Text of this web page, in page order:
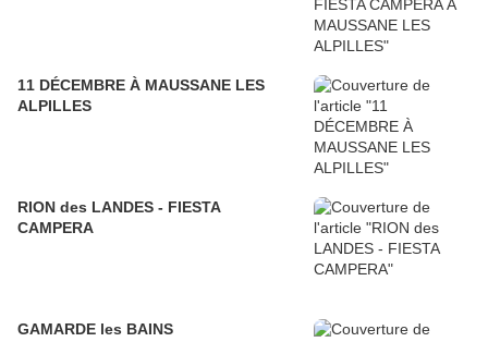
11 DÉCEMBRE À MAUSSANE LES
ALPILLES
RION des LANDES - FIESTA
CAMPERA
GAMARDE les BAINS